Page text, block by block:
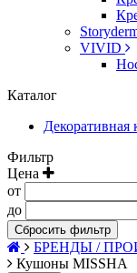
VIVID
Каталог
Декоративная
Фильтр
Цена
от
до
Сбросить фильтр
БРЕНДЫ /
Кушоны MISSHA